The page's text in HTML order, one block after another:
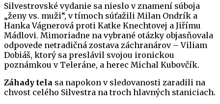
Silvestrovské vydanie sa nieslo v znamení súboja
„ženy vs. muži“, v tímoch súťažili Milan Ondrík a
Hanka Vágnerová proti Katke Knechtovej a Jiřímu
Mádlovi. Mimoriadne na vybrané otázky objasňovala
odpovede netradičná zostava záchranárov – Viliam
Dobiáš, ktorý sa preslávil svojou ironickou
poznámkou v Teleráne, a herec Michal Kubovčík.
Záhady tela sa napokon v sledovanosti zaradili na
chvost celého Silvestra na troch hlavných staniciach.